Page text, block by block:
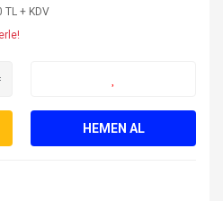
TL + KDV
HEMEN AL